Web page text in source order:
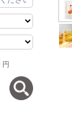
円